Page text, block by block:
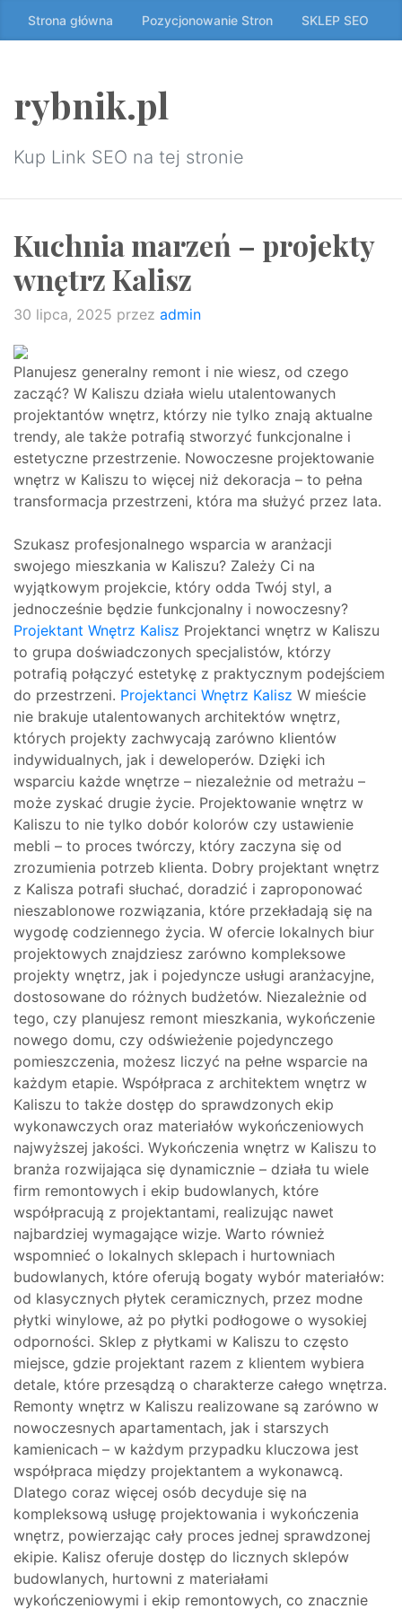
Przeskocz
do
Strona główna Pozycjonowanie Stron SKLEP SEO
rybnik.pl
Kup Link SEO na tej stronie
Kuchnia marzeń – projekty
wnętrz Kalisz
30 lipca, 2025 przez admin
Planujesz generalny remont i nie wiesz, od czego
zacząć? W Kaliszu działa wielu utalentowanych
projektantów wnętrz, którzy nie tylko znają aktualne
trendy, ale także potrafią stworzyć funkcjonalne i
estetyczne przestrzenie. Nowoczesne projektowanie
wnętrz w Kaliszu to więcej niż dekoracja – to pełna
transformacja przestrzeni, która ma służyć przez lata.
Szukasz profesjonalnego wsparcia w aranżacji
swojego mieszkania w Kaliszu? Zależy Ci na
wyjątkowym projekcie, który odda Twój styl, a
jednocześnie będzie funkcjonalny i nowoczesny?
Projektant Wnętrz Kalisz Projektanci wnętrz w Kaliszu
to grupa doświadczonych specjalistów, którzy
potrafią połączyć estetykę z praktycznym podejściem
do przestrzeni. Projektanci Wnętrz Kalisz W mieście
nie brakuje utalentowanych architektów wnętrz,
których projekty zachwycają zarówno klientów
indywidualnych, jak i deweloperów. Dzięki ich
wsparciu każde wnętrze – niezależnie od metrażu –
może zyskać drugie życie. Projektowanie wnętrz w
Kaliszu to nie tylko dobór kolorów czy ustawienie
mebli – to proces twórczy, który zaczyna się od
zrozumienia potrzeb klienta. Dobry projektant wnętrz
z Kalisza potrafi słuchać, doradzić i zaproponować
nieszablonowe rozwiązania, które przekładają się na
wygodę codziennego życia. W ofercie lokalnych biur
projektowych znajdziesz zarówno kompleksowe
projekty wnętrz, jak i pojedyncze usługi aranżacyjne,
dostosowane do różnych budżetów. Niezależnie od
tego, czy planujesz remont mieszkania, wykończenie
nowego domu, czy odświeżenie pojedynczego
pomieszczenia, możesz liczyć na pełne wsparcie na
każdym etapie. Współpraca z architektem wnętrz w
Kaliszu to także dostęp do sprawdzonych ekip
wykonawczych oraz materiałów wykończeniowych
najwyższej jakości. Wykończenia wnętrz w Kaliszu to
branża rozwijająca się dynamicznie – działa tu wiele
firm remontowych i ekip budowlanych, które
współpracują z projektantami, realizując nawet
najbardziej wymagające wizje. Warto również
wspomnieć o lokalnych sklepach i hurtowniach
budowlanych, które oferują bogaty wybór materiałów:
od klasycznych płytek ceramicznych, przez modne
płytki winylowe, aż po płytki podłogowe o wysokiej
odporności. Sklep z płytkami w Kaliszu to często
miejsce, gdzie projektant razem z klientem wybiera
detale, które przesądzą o charakterze całego wnętrza.
Remonty wnętrz w Kaliszu realizowane są zarówno w
nowoczesnych apartamentach, jak i starszych
kamienicach – w każdym przypadku kluczowa jest
współpraca między projektantem a wykonawcą.
Dlatego coraz więcej osób decyduje się na
kompleksową usługę projektowania i wykończenia
wnętrz, powierzając cały proces jednej sprawdzonej
ekipie. Kalisz oferuje dostęp do licznych sklepów
budowlanych, hurtowni z materiałami
wykończeniowymi i ekip remontowych, co znacznie